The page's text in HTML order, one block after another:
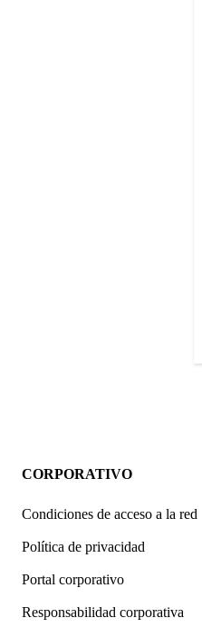
CORPORATIVO
Condiciones de acceso a la red
Política de privacidad
Portal corporativo
Responsabilidad corporativa